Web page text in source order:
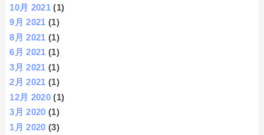
10月 2021 (1)
9月 2021 (1)
8月 2021 (1)
6月 2021 (1)
3月 2021 (1)
2月 2021 (1)
12月 2020 (1)
3月 2020 (1)
1月 2020 (3)